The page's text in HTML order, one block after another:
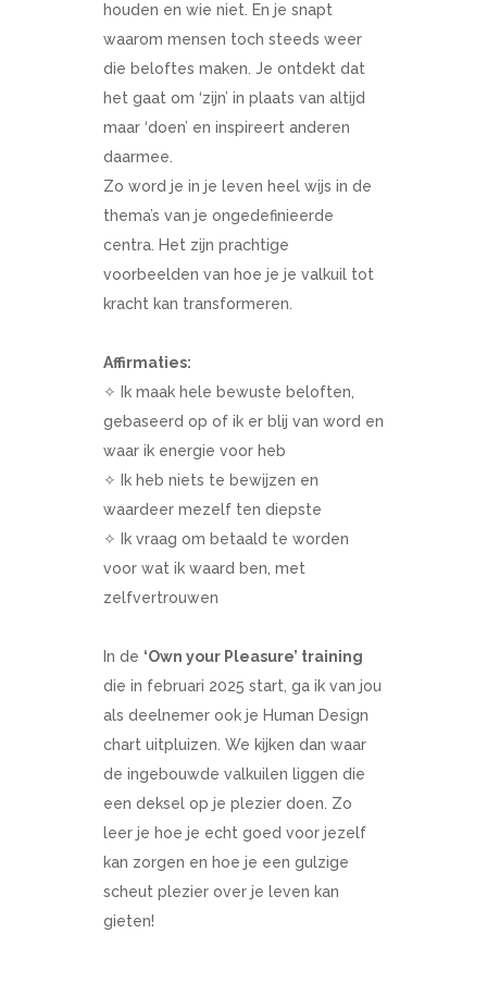
houden en wie niet. En je snapt
waarom mensen toch steeds weer
die beloftes maken. Je ontdekt dat
het gaat om ‘zijn’ in plaats van altijd
maar ‘doen’ en inspireert anderen
daarmee.
Zo word je in je leven heel wijs in de
thema’s van je ongedefinieerde
centra. Het zijn prachtige
voorbeelden van hoe je je valkuil tot
kracht kan transformeren.
Affirmaties:
✧ Ik maak hele bewuste beloften,
gebaseerd op of ik er blij van word en
waar ik energie voor heb
✧ ⁠Ik heb niets te bewijzen en
waardeer mezelf ten diepste
✧ ⁠Ik vraag om betaald te worden
voor wat ik waard ben, met
zelfvertrouwen
In de ‘Own your Pleasure’ training
die in februari 2025 start, ga ik van jou
als deelnemer ook je Human Design
chart uitpluizen. We kijken dan waar
de ingebouwde valkuilen liggen die
een deksel op je plezier doen. Zo
leer je hoe je echt goed voor jezelf
kan zorgen en hoe je een gulzige
scheut plezier over je leven kan
gieten!